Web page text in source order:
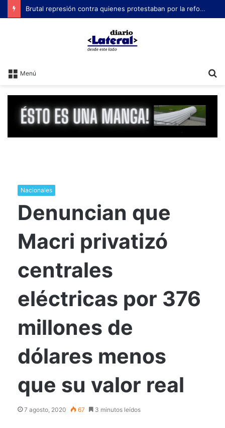
Menú
Nacionales
Denuncian que
Macri privatizó
centrales
eléctricas por 376
millones de
dólares menos
que su valor real
7 agosto, 2020 67 3 minutos leídos